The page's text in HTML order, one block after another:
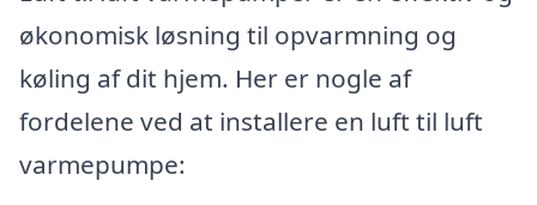
økonomisk løsning til opvarmning og
køling af dit hjem. Her er nogle af
fordelene ved at installere en luft til luft
varmepumpe: